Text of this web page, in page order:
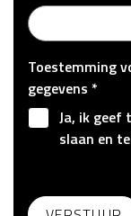
Toestemming
gegevens *
Ja, ik geef
slaan en